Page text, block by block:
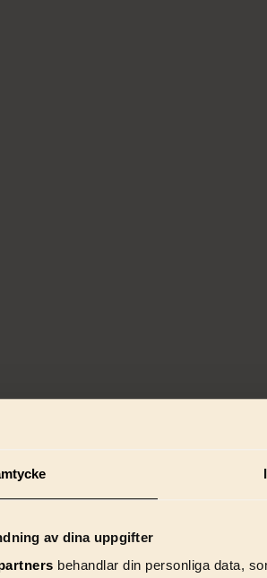
av dina uppgifter
behandlar din personliga data,